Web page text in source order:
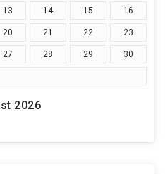
2026
13 14 15 16
20 21 22 23
27 28 29 30